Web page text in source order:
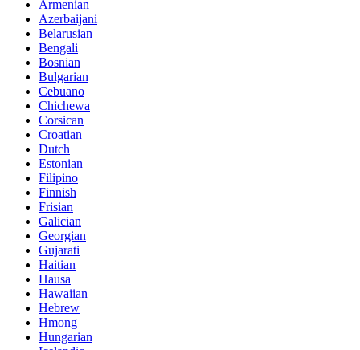
Armenian
Azerbaijani
Belarusian
Bengali
Bosnian
Bulgarian
Cebuano
Chichewa
Corsican
Croatian
Dutch
Estonian
Filipino
Finnish
Frisian
Galician
Georgian
Gujarati
Haitian
Hausa
Hawaiian
Hebrew
Hmong
Hungarian